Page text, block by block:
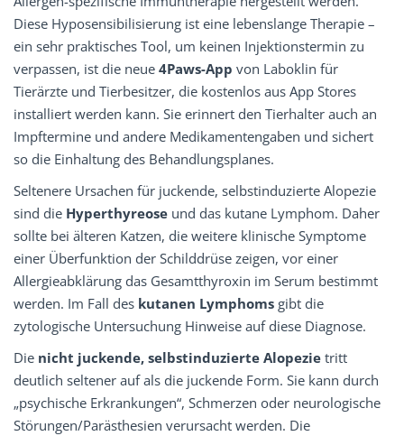
Diese Hyposensibilisierung ist eine lebenslange Therapie –
ein sehr praktisches Tool, um keinen Injektionstermin zu
verpassen, ist die neue 4Paws-App von Laboklin für
Tierärzte und Tierbesitzer, die kostenlos aus App Stores
installiert werden kann. Sie erinnert den Tierhalter auch an
Impftermine und andere Medikamentengaben und sichert
so die Einhaltung des Behandlungsplanes.
Seltenere Ursachen für juckende, selbstinduzierte Alopezie
sind die Hyperthyreose und das kutane Lymphom. Daher
sollte bei älteren Katzen, die weitere klinische Symptome
einer Überfunktion der Schilddrüse zeigen, vor einer
Allergieabklärung das Gesamtthyroxin im Serum bestimmt
werden. Im Fall des kutanen Lymphoms gibt die
zytologische Untersuchung Hinweise auf diese Diagnose.
Die nicht juckende, selbstinduzierte Alopezie tritt
deutlich seltener auf als die juckende Form. Sie kann durch
„psychische Erkrankungen“, Schmerzen oder neurologische
Störungen/Parästhesien verursacht werden. Die